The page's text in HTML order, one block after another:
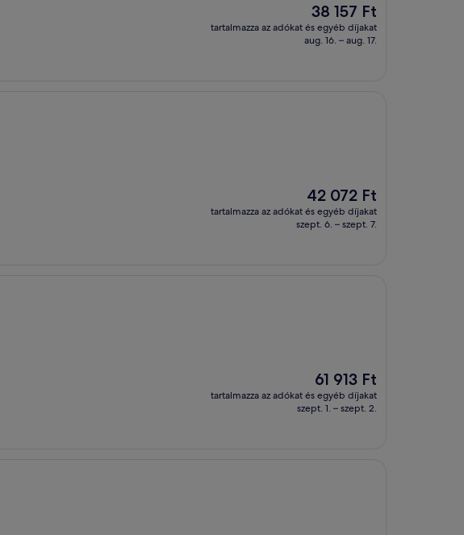
Az
ár
38 157 Ft
38 157 Ft
tartalmazza az adókat és egyéb díjakat
aug. 16. – aug. 17.
Az
ár
42 072 Ft
42 072 Ft
tartalmazza az adókat és egyéb díjakat
szept. 6. – szept. 7.
Az
ár
61 913 Ft
61 913 Ft
tartalmazza az adókat és egyéb díjakat
szept. 1. – szept. 2.